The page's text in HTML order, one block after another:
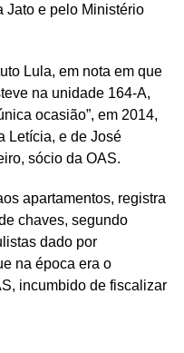
Jato e pelo Ministério
Lula, em nota em que
na unidade 164-A,
ocasião”, em 2014,
Letícia, e de José
sócio da OAS.
apartamentos, registra
chaves, segundo
dado por
na época era o
incumbido de fiscalizar